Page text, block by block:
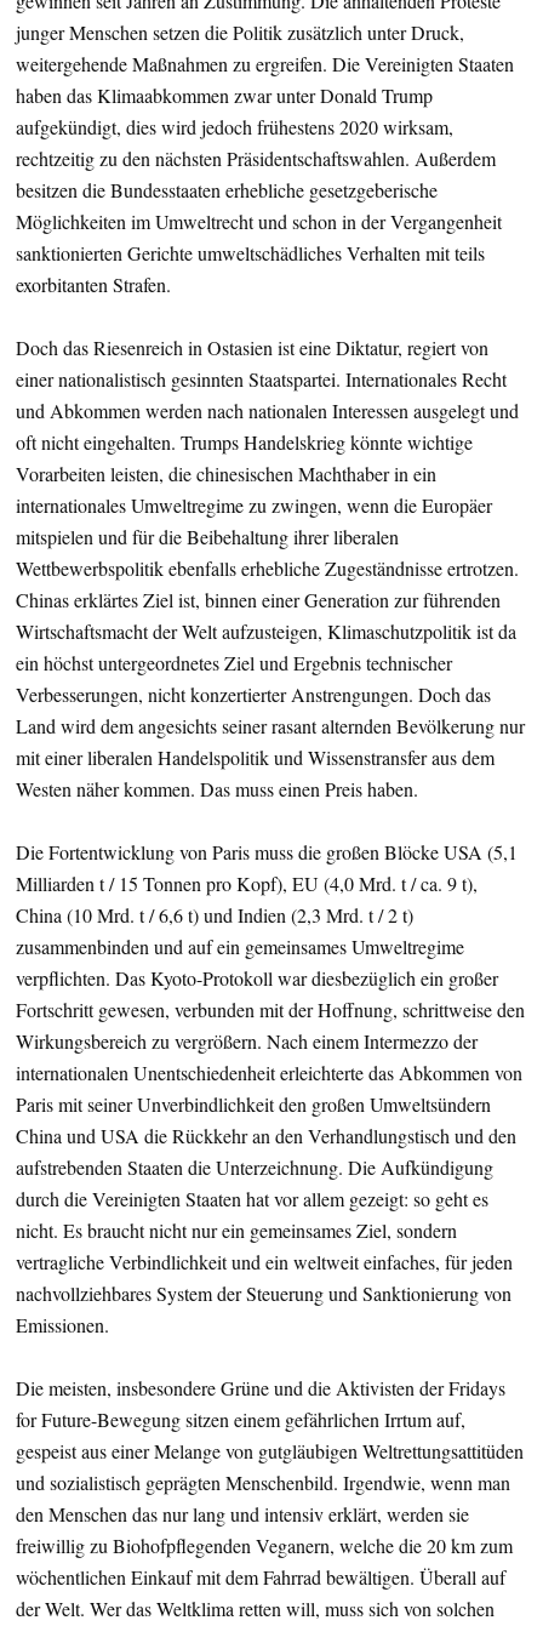
junger Menschen setzen die Politik zusätzlich unter Druck,
weitergehende Maßnahmen zu ergreifen. Die Vereinigten Staaten
haben das Klimaabkommen zwar unter Donald Trump
aufgekündigt, dies wird jedoch frühestens 2020 wirksam,
rechtzeitig zu den nächsten Präsidentschaftswahlen. Außerdem
besitzen die Bundesstaaten erhebliche gesetzgeberische
Möglichkeiten im Umweltrecht und schon in der Vergangenheit
sanktionierten Gerichte umweltschädliches Verhalten mit teils
exorbitanten Strafen.
Doch das Riesenreich in Ostasien ist eine Diktatur, regiert von
einer nationalistisch gesinnten Staatspartei. Internationales Recht
und Abkommen werden nach nationalen Interessen ausgelegt und
oft nicht eingehalten. Trumps Handelskrieg könnte wichtige
Vorarbeiten leisten, die chinesischen Machthaber in ein
internationales Umweltregime zu zwingen, wenn die Europäer
mitspielen und für die Beibehaltung ihrer liberalen
Wettbewerbspolitik ebenfalls erhebliche Zugeständnisse ertrotzen.
Chinas erklärtes Ziel ist, binnen einer Generation zur führenden
Wirtschaftsmacht der Welt aufzusteigen, Klimaschutzpolitik ist da
ein höchst untergeordnetes Ziel und Ergebnis technischer
Verbesserungen, nicht konzertierter Anstrengungen. Doch das
Land wird dem angesichts seiner rasant alternden Bevölkerung nur
mit einer liberalen Handelspolitik und Wissenstransfer aus dem
Westen näher kommen. Das muss einen Preis haben.
Die Fortentwicklung von Paris muss die großen Blöcke USA (5,1
Milliarden t / 15 Tonnen pro Kopf), EU (4,0 Mrd. t / ca. 9 t),
China (10 Mrd. t / 6,6 t) und Indien (2,3 Mrd. t / 2 t)
zusammenbinden und auf ein gemeinsames Umweltregime
verpflichten. Das Kyoto-Protokoll war diesbezüglich ein großer
Fortschritt gewesen, verbunden mit der Hoffnung, schrittweise den
Wirkungsbereich zu vergrößern. Nach einem Intermezzo der
internationalen Unentschiedenheit erleichterte das Abkommen von
Paris mit seiner Unverbindlichkeit den großen Umweltsündern
China und USA die Rückkehr an den Verhandlungstisch und den
aufstrebenden Staaten die Unterzeichnung. Die Aufkündigung
durch die Vereinigten Staaten hat vor allem gezeigt: so geht es
nicht. Es braucht nicht nur ein gemeinsames Ziel, sondern
vertragliche Verbindlichkeit und ein weltweit einfaches, für jeden
nachvollziehbares System der Steuerung und Sanktionierung von
Emissionen.
Die meisten, insbesondere Grüne und die Aktivisten der Fridays
for Future-Bewegung sitzen einem gefährlichen Irrtum auf,
gespeist aus einer Melange von gutgläubigen Weltrettungsattitüden
und sozialistisch geprägten Menschenbild. Irgendwie, wenn man
den Menschen das nur lang und intensiv erklärt, werden sie
freiwillig zu Biohofpflegenden Veganern, welche die 20 km zum
wöchentlichen Einkauf mit dem Fahrrad bewältigen. Überall auf
der Welt. Wer das Weltklima retten will, muss sich von solchen